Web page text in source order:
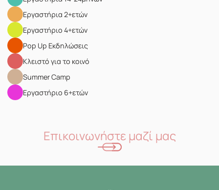
Εργαστήρια 2+ετών
Εργαστήριο 4+ετών
Pop Up Eκδηλώσεις
Κλειστό για το κοινό
Summer Camp
Εργαστήριο 6+ετών
Επικοινωνήστε μαζί μας